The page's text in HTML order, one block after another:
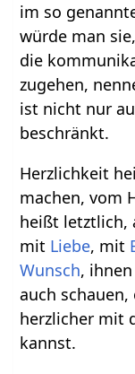
im so
würde man
die
zugehen,
ist nicht nur
beschränkt.
Herzlichkeit
machen, vom
heißt letztlich,
mit Liebe, mit
Wunsch, ihnen
auch schauen,
herzlicher mit
kannst.